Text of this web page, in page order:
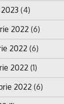
(4)
2022 (6)
2022 (6)
2022 (1)
2022 (6)